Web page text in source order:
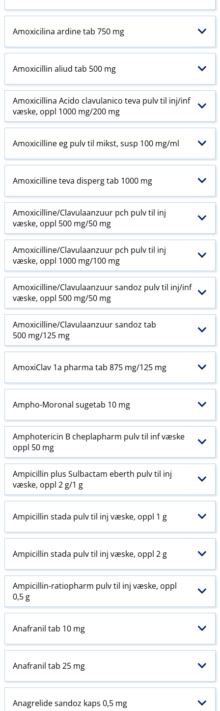
Amoxicilina ardine tab 750 mg
Amoxicillin aliud tab 500 mg
Amoxicillina Acido clavulanico teva pulv til inj​/​inf
væske, oppl 1000 mg/200 mg
Amoxicilline eg pulv til mikst, susp 100 mg/ml
Amoxicilline teva disperg tab 1000 mg
Amoxicilline​/​Clavulaanzuur pch pulv til inj
væske, oppl 500 mg/50 mg
Amoxicilline​/​Clavulaanzuur pch pulv til inj
væske, oppl 1000 mg/100 mg
Amoxicilline​/​Clavulaanzuur sandoz pulv til inj​/​inf
væske, oppl 500 mg/50 mg
Amoxicilline​/​Clavulaanzuur sandoz tab
500 mg/125 mg
AmoxiClav 1a pharma tab 875 mg/125 mg
Ampho-Moronal sugetab 10 mg
Amphotericin B cheplapharm pulv til inf væske
oppl 50 mg
Ampicillin plus Sulbactam eberth pulv til inj
væske, oppl 2 g/1 g
Ampicillin stada pulv til inj væske, oppl 1 g
Ampicillin stada pulv til inj væske, oppl 2 g
Ampicillin-ratiopharm pulv til inj væske, oppl
0,5 g
Anafranil tab 10 mg
Anafranil tab 25 mg
Anagrelide sandoz kaps 0,5 mg